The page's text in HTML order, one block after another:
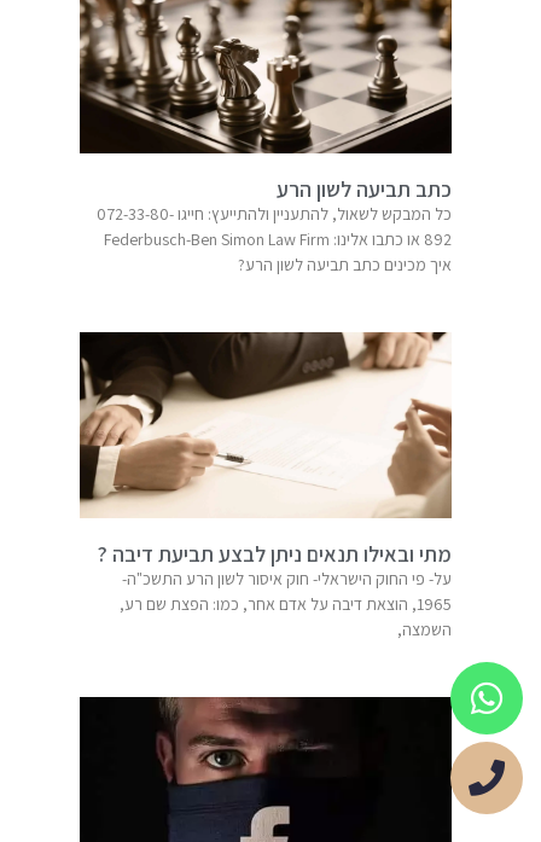
כתב תביעה לשון הרע
כל המבקש לשאול, להתעניין ולהתייעץ: חייגו 072-33-80-
איך מכינים כתב תביעה לשון הרע?
מתי ובאילו תנאים ניתן לבצע תביעת דיבה ?
על- פי החוק הישראלי- חוק איסור לשון הרע התשכ"ה-
1965, הוצאת דיבה על אדם אחר, כמו: הפצת שם רע,
השמצה,